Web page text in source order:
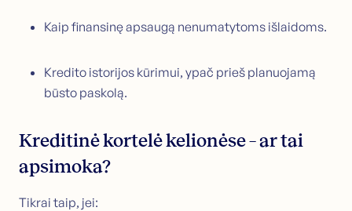
Kaip finansinę apsaugą nenumatytoms išlaidoms.
Kredito istorijos kūrimui, ypač prieš planuojamą
būsto paskolą.
Kreditinė kortelė kelionėse – ar tai
apsimoka?
Tikrai taip, jei: